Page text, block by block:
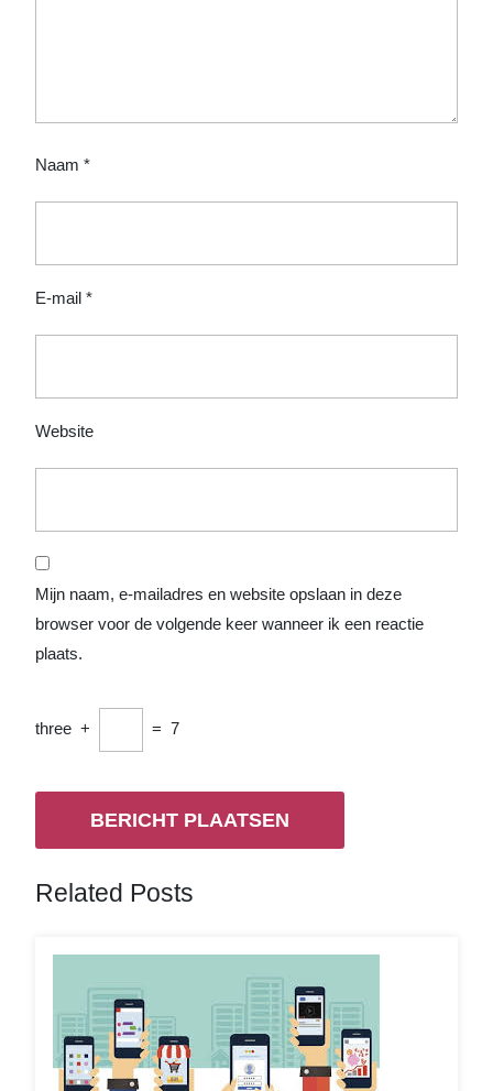
Naam *
E-mail *
Website
Mijn naam, e-mailadres en website opslaan in deze
browser voor de volgende keer wanneer ik een reactie
plaats.
three + = 7
Related Posts